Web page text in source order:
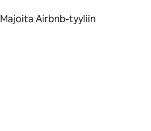
Majoita Airbnb-tyyliin